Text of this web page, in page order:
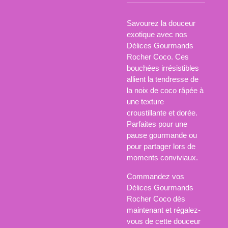
Savourez la douceur
exotique avec nos
Délices Gourmands
Rocher Coco. Ces
bouchées irrésistibles
allient la tendresse de
la noix de coco râpée à
une texture
croustillante et dorée.
Parfaites pour une
pause gourmande ou
pour partager lors de
moments conviviaux.
Commandez vos
Délices Gourmands
Rocher Coco dès
maintenant et régalez-
vous de cette douceur